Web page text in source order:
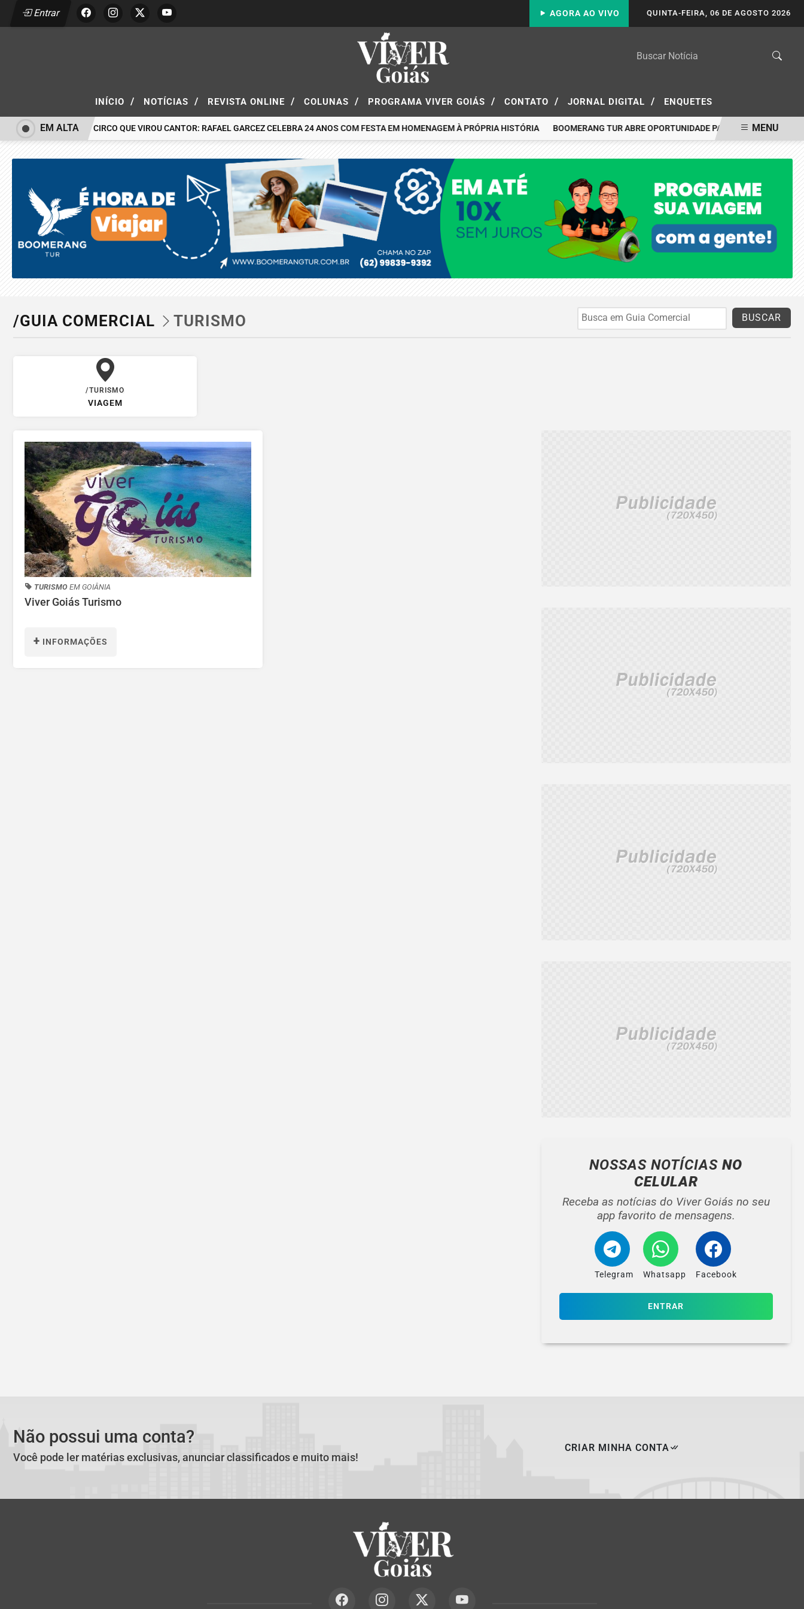
Entrar QUINTA-FEIRA, 06 DE AGOSTO 2026
AGORA AO VIVO
INÍCIO / NOTÍCIAS / REVISTA ONLINE / COLUNAS / PROGRAMA VIVER GOIÁS / CONTATO / JORNAL DIGITAL / ENQUETES
O MENINO DO CIRCO QUE VIROU CANTOR: RAFAEL GARCEZ CELEBRA 24 ANOS COM FESTA EM HOMENAGEM À PRÓPRIA HISTÓRIA BOOMERANG TUR ABRE OPORTUNIDADE PARA VIAJAR A PORTO
EM ALTA MENU
/GUIA COMERCIAL TURISMO BUSCAR
/TURISMO
VIAGEM
TURISMO EM GOIÂNIA
Viver Goiás Turismo
+ INFORMAÇÕES
NOSSAS NOTÍCIASNO
CELULAR
Receba as notícias do Viver Goiás no seu
app favorito de mensagens.
Telegram Whatsapp Facebook
ENTRAR
Não possui uma conta?
Você pode ler matérias exclusivas, anunciar classificados e muito mais!
CRIAR MINHA CONTA